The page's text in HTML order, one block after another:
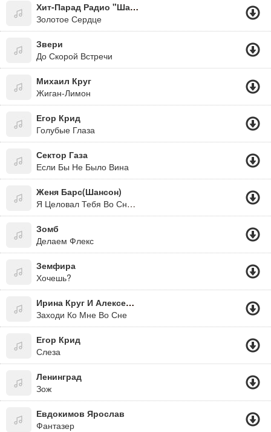
Хит-Парад Радио "Шансон" - Стас Михайлов
Золотое Сердце
Звери
До Скорой Встречи
Михаил Круг
Жиган-Лимон
Егор Крид
Голубые Глаза
Сектор Газа
Если Бы Не Было Вина
Женя Барс(Шансон)
Я Целовал Тебя Во Снах Среди Берез....
Зомб
Делаем Флекс
Земфира
Хочешь?
Ирина Круг И Алексей Брянцев
Заходи Ко Мне Во Сне
Егор Крид
Слеза
Ленинград
Зож
Евдокимов Ярослав
Фантазер